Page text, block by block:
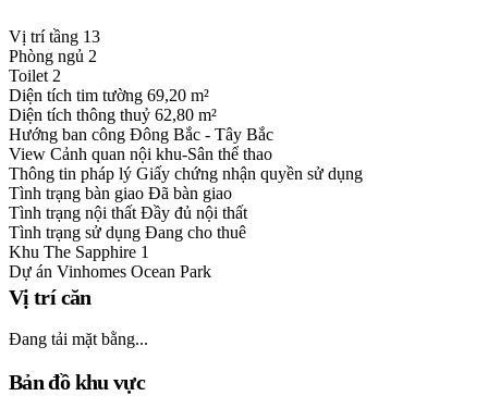
Vị trí tầng 13
Phòng ngủ 2
Toilet 2
Diện tích tim tường 69,20 m²
Diện tích thông thuỷ 62,80 m²
Hướng ban công Đông Bắc - Tây Bắc
View Cảnh quan nội khu-Sân thể thao
Thông tin pháp lý Giấy chứng nhận quyền sử dụng
Tình trạng bàn giao Đã bàn giao
Tình trạng nội thất Đầy đủ nội thất
Tình trạng sử dụng Đang cho thuê
Khu The Sapphire 1
Dự án Vinhomes Ocean Park
Vị trí căn
Đang tải mặt bằng...
Bản đồ khu vực